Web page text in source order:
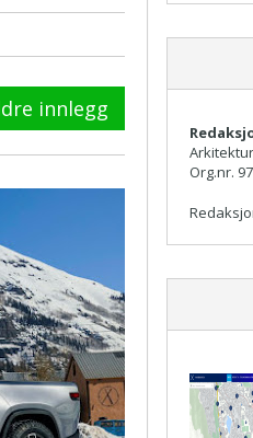
innlegg
Org.nr.